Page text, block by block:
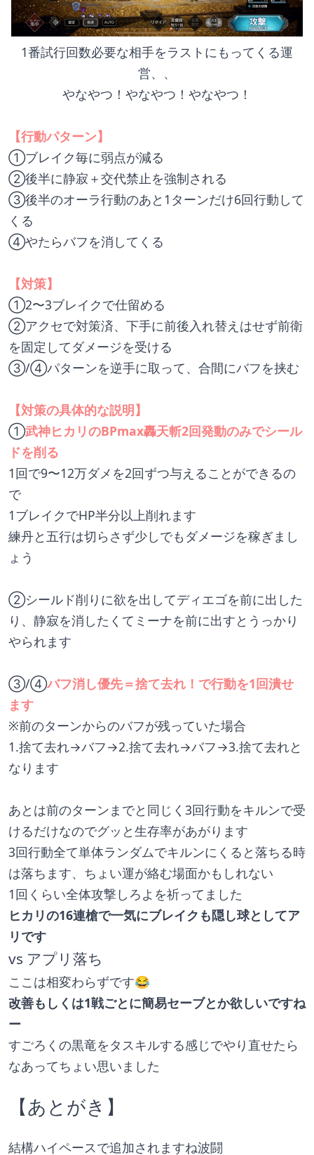
1番試行回数必要な相手をラストにもってくる運
営、、
やなやつ！やなやつ！やなやつ！
【行動パターン】
①ブレイク毎に弱点が減る
②後半に静寂＋交代禁止を強制される
③後半のオーラ行動のあと1ターンだけ6回行動して
くる
④やたらバフを消してくる
【対策】
①2〜3ブレイクで仕留める
②アクセで対策済、下手に前後入れ替えはせず前衛
を固定してダメージを受ける
③/④パターンを逆手に取って、合間にバフを挟む
【対策の具体的な説明】
①武神ヒカリのBPmax轟天斬2回発動のみでシール
ドを削る
1回で9〜12万ダメを2回ずつ与えることができるの
で
1ブレイクでHP半分以上削れます
練丹と五行は切らさず少しでもダメージを稼ぎまし
ょう
②シールド削りに欲を出してディエゴを前に出した
り、静寂を消したくてミーナを前に出すとうっかり
やられます
③/④バフ消し優先＝捨て去れ！で行動を1回潰せ
ます
※前のターンからのバフが残っていた場合
1.捨て去れ→バフ→2.捨て去れ→バフ→3.捨て去れと
なります
あとは前のターンまでと同じく3回行動をキルンで受
けるだけなのでグッと生存率があがります
3回行動全て単体ランダムでキルンにくると落ちる時
は落ちます、ちょい運が絡む場面かもしれない
1回くらい全体攻撃しろよを祈ってました
ヒカリの16連槍で一気にブレイクも隠し球としてア
リです
vs アプリ落ち
ここは相変わらずです😂
改善もしくは1戦ごとに簡易セーブとか欲しいですね
ー
すごろくの黒竜をタスキルする感じでやり直せたら
なあってちょい思いました
【あとがき】
結構ハイペースで追加されますね波闘